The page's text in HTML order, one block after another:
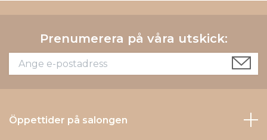
Prenumerera på våra utskick:
Öppettider på salongen